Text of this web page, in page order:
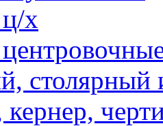
х
столярный
кернер,